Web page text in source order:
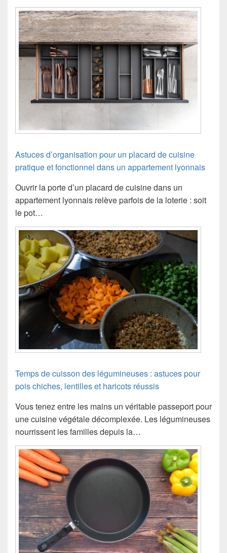
Astuces d’organisation pour un placard de cuisine
pratique et fonctionnel dans un appartement lyonnais
Ouvrir la porte d’un placard de cuisine dans un
appartement lyonnais relève parfois de la loterie : soit
le pot…
Temps de cuisson des légumineuses : astuces pour
pois chiches, lentilles et haricots réussis
Vous tenez entre les mains un véritable passeport pour
une cuisine végétale décomplexée. Les légumineuses
nourrissent les familles depuis la…